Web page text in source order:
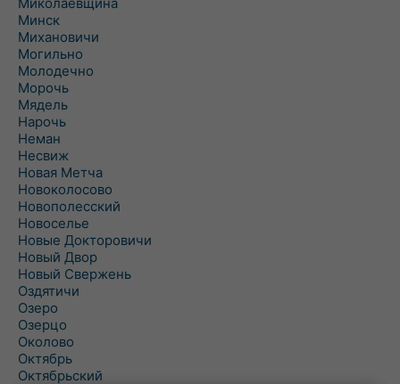
Минск
Михановичи
Могильно
Молодечно
Морочь
Мядель
Нарочь
Неман
Несвиж
Новая Метча
Новоколосово
Новополесский
Новоселье
Новые Докторовичи
Новый Двор
Новый Свержень
Оздятичи
Озеро
Озерцо
Околово
Октябрь
Октябрьский